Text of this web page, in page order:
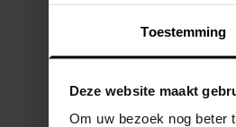
Toestemming
Deze website maakt
Om uw bezoek nog beter